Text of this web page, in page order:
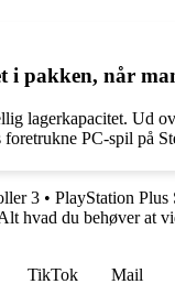
i pakken, når
lagerkapacitet. Ud
PC-spil på
3 • PlayStation Plus
hvad du behøver at
TikTok Mail